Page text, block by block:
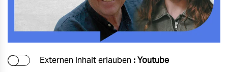
Externen Inhalt erlauben : Youtube